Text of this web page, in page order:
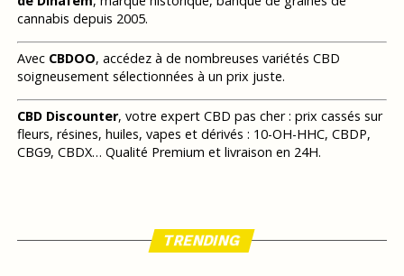
cannabis depuis 2005.
Avec CBDOO, accédez à de nombreuses variétés CBD
soigneusement sélectionnées à un prix juste.
CBD Discounter, votre expert CBD pas cher : prix cassés sur
fleurs, résines, huiles, vapes et dérivés : 10-OH-HHC, CBDP,
CBG9, CBDX… Qualité Premium et livraison en 24H.
TRENDING